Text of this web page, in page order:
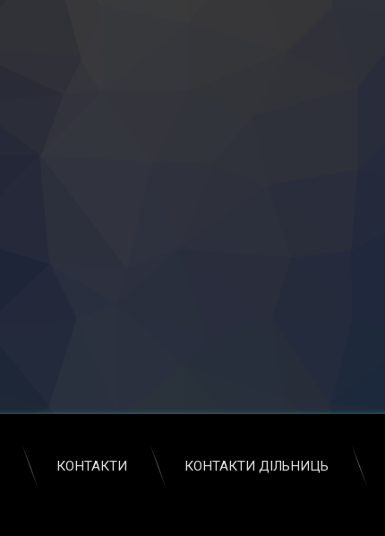
КОНТАКТИ КОНТАКТИ ДІЛЬНИЦЬ